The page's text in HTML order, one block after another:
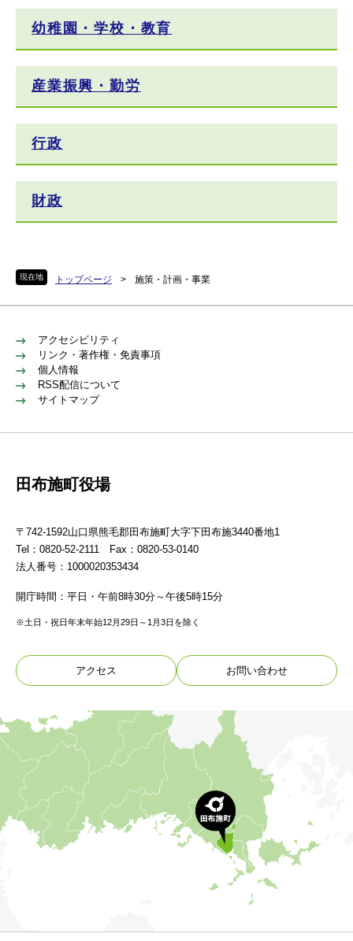
現在地 トップページ > 施策・計画・事業
幼稚園・学校・教育
産業振興・勤労
行政
財政
アクセシビリティ
リンク・著作権・免責事項
個人情報
RSS配信について
サイトマップ
田布施町役場
〒742-1592山口県熊毛郡田布施町大字下田布施3440番地1
Tel：0820-52-2111 Fax：0820-53-0140
法人番号：1000020353434
開庁時間：平日・午前8時30分～午後5時15分
※土日・祝日年末年始12月29日～1月3日を除く
アクセス お問い合わせ